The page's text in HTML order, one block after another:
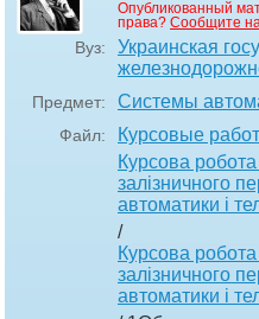
Опубликованный
права? Сообщите
Вуз:
Украинская
Предмет: Системы
Файл: Курсовые
Курсова
залізничного
автоматики і
/
Курсова
залізничного
автоматики і